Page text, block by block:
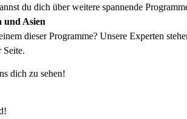
du dich über weitere spannende
und Asien
dieser Programme? Unsere Experten
Seite.
dich zu sehen!